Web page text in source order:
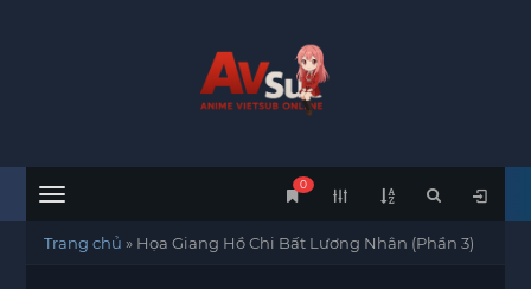
Menu
0
Trang chủ » Họa Giang Hồ Chi Bất Lương Nhân (Phần 3)